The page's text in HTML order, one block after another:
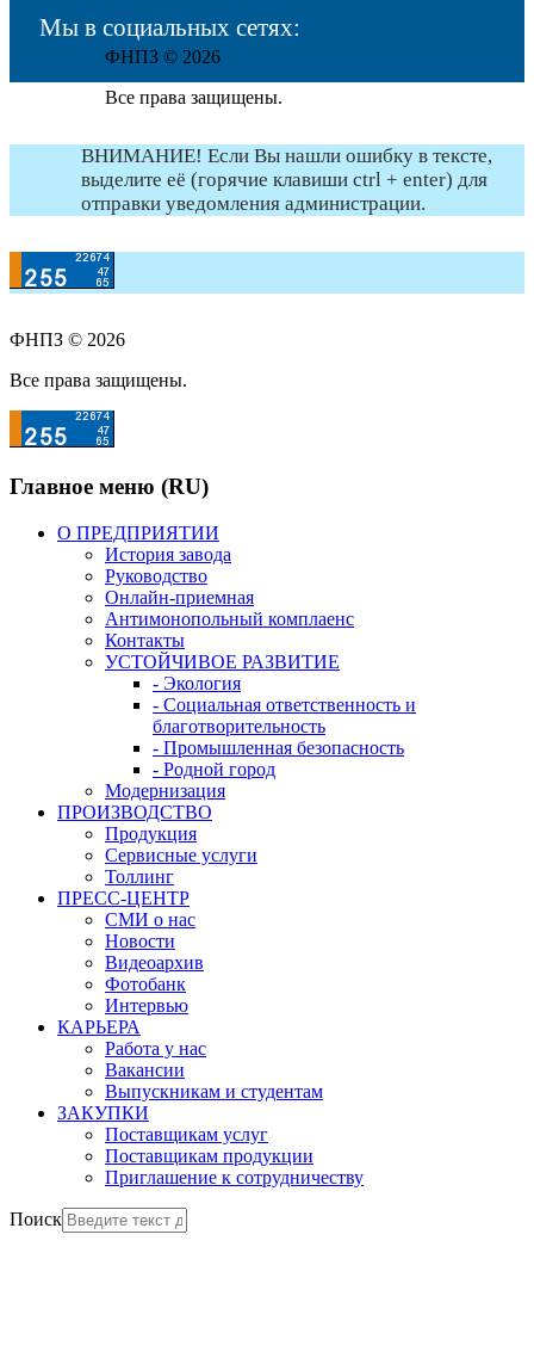
Мы в социальных сетях:
ФНПЗ © 2026
Все права защищены.
ВНИМАНИЕ! Если Вы нашли ошибку в тексте,
выделите её (горячие клавиши ctrl + enter) для
отправки уведомления администрации.
ФНПЗ © 2026
Все права защищены.
Главное меню (RU)
О ПРЕДПРИЯТИИ
История завода
Руководство
Онлайн-приемная
Антимонопольный комплаенс
Контакты
УСТОЙЧИВОЕ РАЗВИТИЕ
- Экология
- Социальная ответственность и
благотворительность
- Промышленная безопасность
- Родной город
Модернизация
ПРОИЗВОДСТВО
Продукция
Сервисные услуги
Толлинг
ПРЕСС-ЦЕНТР
СМИ о нас
Новости
Видеоархив
Фотобанк
Интервью
КАРЬЕРА
Работа у нас
Вакансии
Выпускникам и студентам
ЗАКУПКИ
Поставщикам услуг
Поставщикам продукции
Приглашение к сотрудничеству
Поиск